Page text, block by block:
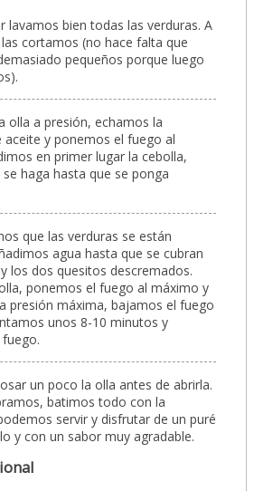
lavamos bien todas las verduras. A
cortamos (no hace falta que
pequeños porque luego
olla a presión, echamos la
aceite y ponemos el fuego al
en primer lugar la cebolla,
haga hasta que se ponga
que las verduras se están
agua hasta que se cubran
los dos quesitos descremados.
ponemos el fuego al máximo y
presión máxima, bajamos el fuego
unos 8-10 minutos y
un poco la olla antes de abrirla.
batimos todo con la
servir y disfrutar de un puré
y con un sabor muy agradable.